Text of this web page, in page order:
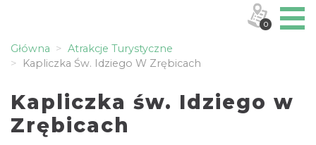
Główna
Atrakcje Turystyczne
Kapliczka Św. Idziego W Zrębicach
Kapliczka św. Idziego w
Zrębicach
0